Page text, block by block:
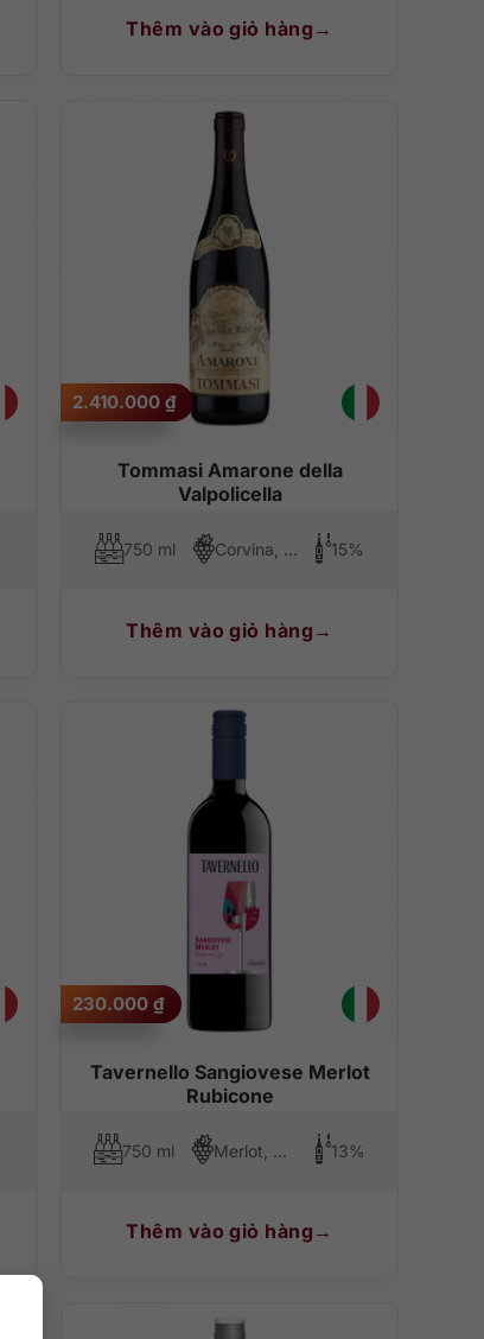
Thêm vào giỏ hàng
Tommasi Amarone della
Valpolicella
2.410.000 ₫
750 ml Corvina, Corvinone, Rondinella, Oseleta 15%
Thêm vào giỏ hàng
Tavernello Sangiovese Merlot
Rubicone
230.000 ₫
750 ml Merlot, Sangiovese 13%
Thêm vào giỏ hàng